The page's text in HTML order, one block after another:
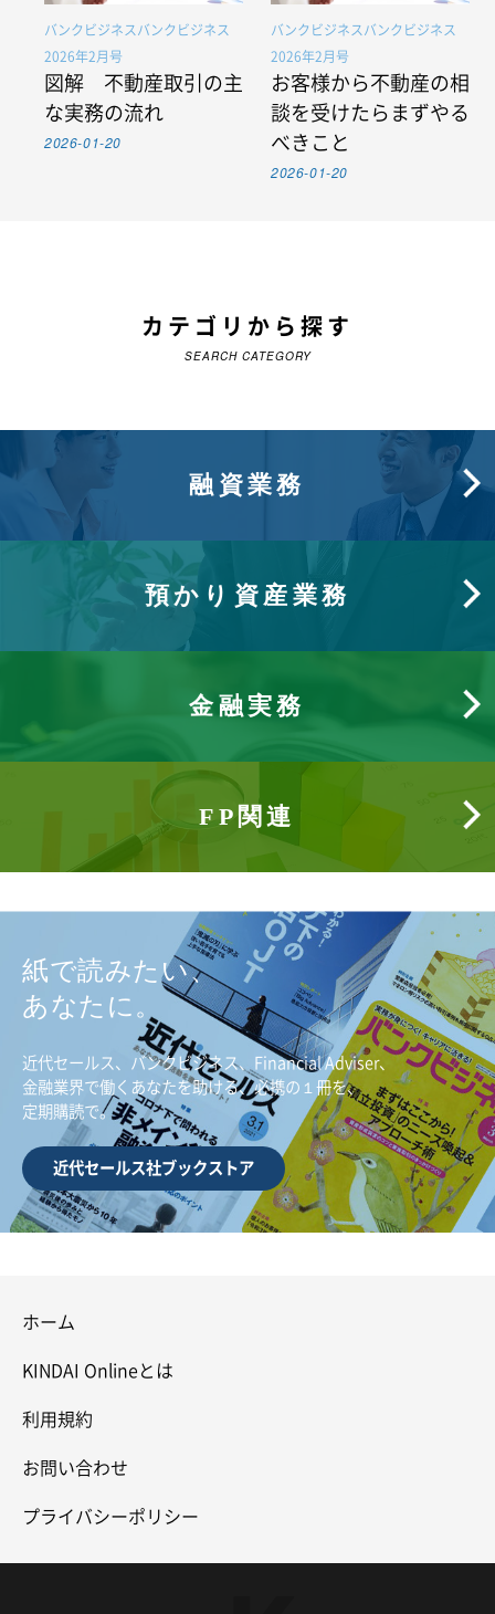
バンクビジネスバンクビジネス
2026年2月号
図解 不動産取引の主
な実務の流れ
2026-01-20
バンクビジネスバンクビジネス
2026年2月号
お客様から不動産の相
談を受けたらまずやる
べきこと
2026-01-20
カテゴリから探す
SEARCH CATEGORY
融資業務
預かり資産業務
金融実務
FP関連
紙で読みたい、
あなたに。
近代セールス、バンクビジネス、Financial Adviser、
金融業界で働くあなたを助ける、必携の１冊を、
定期購読で。
近代セールス社ブックストア
ホーム
KINDAI Onlineとは
利用規約
お問い合わせ
プライバシーポリシー